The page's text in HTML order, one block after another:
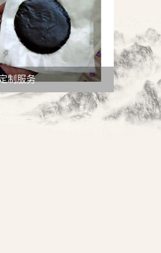
制服务